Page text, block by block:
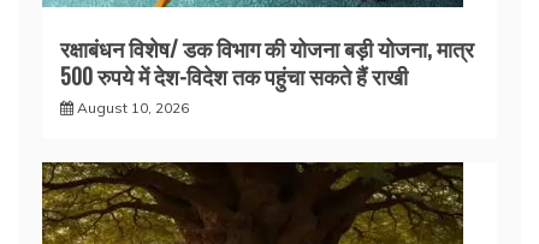
रक्षाबंधन विशेष/ डक विभाग की योजना बड़ी योजना, मात्र
500 रुपये में देश-विदेश तक पहुंचा सकते हैं राखी
August 10, 2026